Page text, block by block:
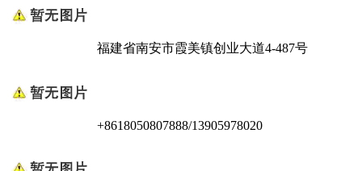
福建省南安市霞美镇创业大道4-487号
+8618050807888/13905978020